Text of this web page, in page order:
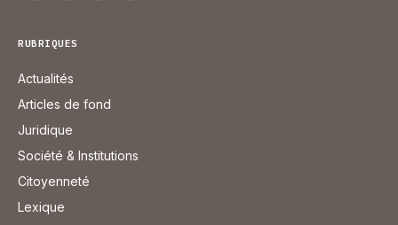
RUBRIQUES
Actualités
Articles de fond
Juridique
Société & Institutions
Citoyenneté
Lexique